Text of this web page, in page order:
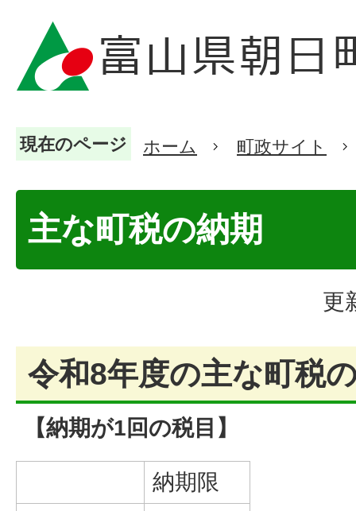
現在のページ ホーム 町政サイト
主な町税の納期
更
令和8年度の主な町税
【納期が1回の税目】
納期限